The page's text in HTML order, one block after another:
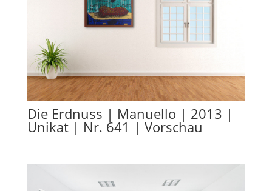
Die Erdnuss | Manuello | 2013 |
Unikat | Nr. 641 | Vorschau